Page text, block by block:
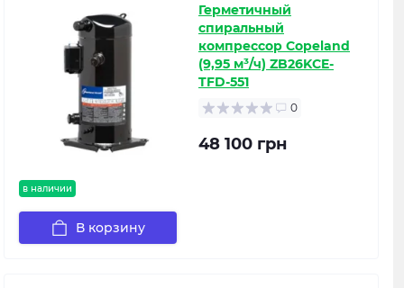
в наличии
Герметичный
спиральный
компрессор Copeland
(9,95 м³/ч) ZB26KCE-
TFD-551
0
48 100 грн
В корзину